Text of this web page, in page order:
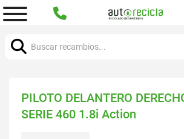
PILOTO DELANTERO
SERIE 460 1.8i Action